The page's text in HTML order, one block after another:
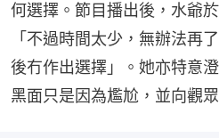
何選擇。節目播出後，水爺
「不過時間太少，無辦法再
後冇作出選擇」。她亦特意
黑面只是因為尷尬，並向觀